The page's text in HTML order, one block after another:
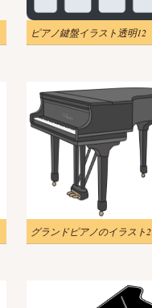
ピアノ鍵盤イラスト透明12
グランドピアノのイラスト2